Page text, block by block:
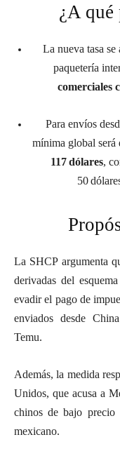
¿A qué
La nueva tasa
paquetería
comerciales
Para envíos
mínima global será
117 dólares,
50
La SHCP argumenta
derivadas del
evadir el pago de
enviados desde
Temu.
Además, la medida
Unidos, que acusa a
chinos de bajo precio
mexicano.